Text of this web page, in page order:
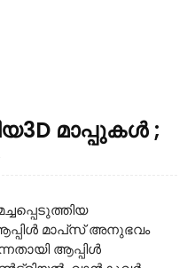
മാപ്പുകൾ ;
മാപ്‌സ് അനുഭവം
ആപ്പിൾ